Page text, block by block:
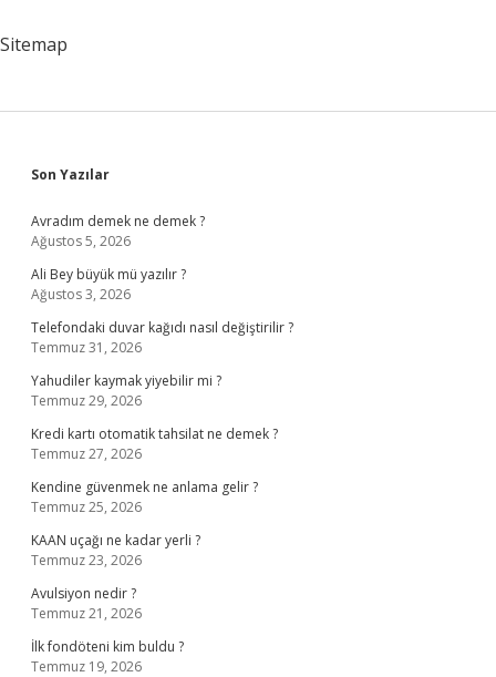
Sitemap
Sidebar
Son Yazılar
Avradım demek ne demek ?
Ağustos 5, 2026
Ali Bey büyük mü yazılır ?
Ağustos 3, 2026
Telefondaki duvar kağıdı nasıl değiştirilir ?
Temmuz 31, 2026
Yahudiler kaymak yiyebilir mi ?
Temmuz 29, 2026
Kredi kartı otomatik tahsilat ne demek ?
Temmuz 27, 2026
Kendine güvenmek ne anlama gelir ?
Temmuz 25, 2026
KAAN uçağı ne kadar yerli ?
Temmuz 23, 2026
Avulsiyon nedir ?
Temmuz 21, 2026
İlk fondöteni kim buldu ?
Temmuz 19, 2026